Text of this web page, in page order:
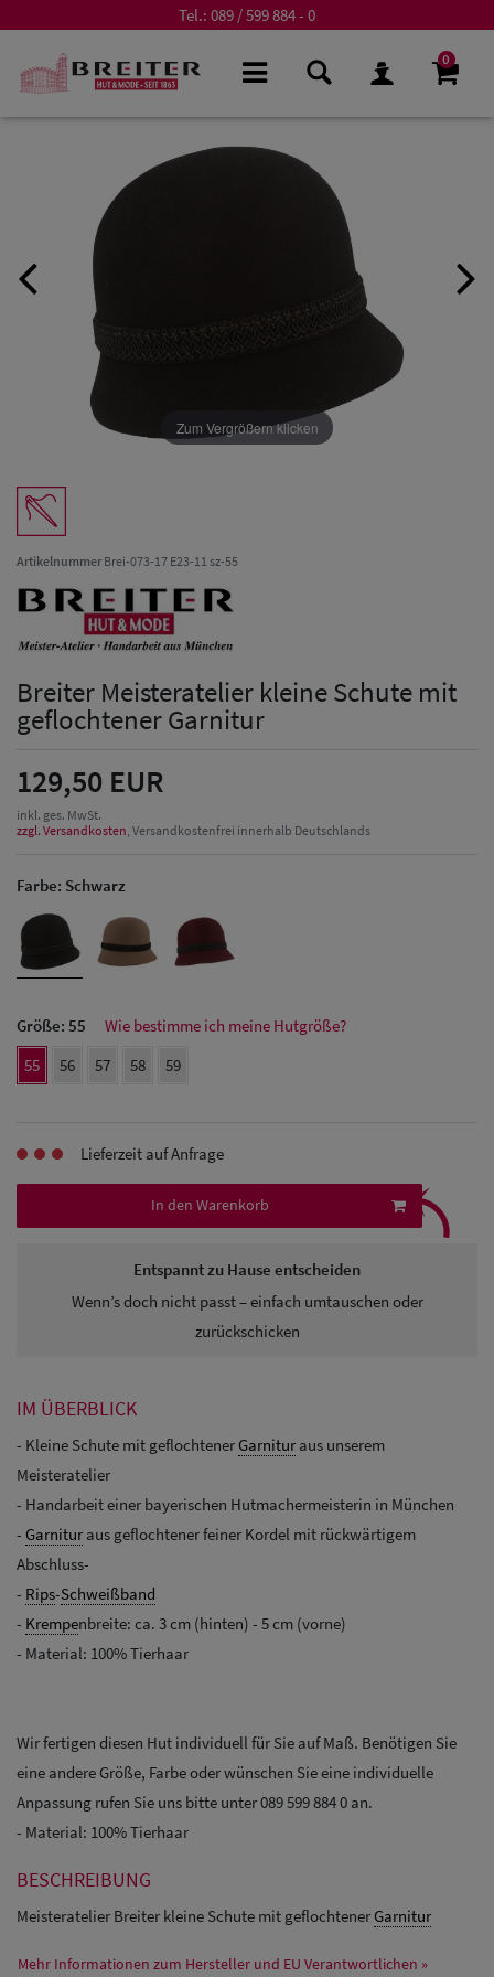
Tel.: 089 / 599 884 - 0
0
Herren Caps
Herren
Baseball Cpas
Schutz Caps
Zum Vergrößern klicken
ArtikelnummerBrei-073-17 E23-11 sz-55
Breiter Meisteratelier kleine Schute mit
geflochtener Garnitur
129,50 EUR
inkl. ges. MwSt.
zzgl. Versandkosten , Versandkostenfrei innerhalb Deutschlands
Farbe: Schwarz
Größe: 55
Wie bestimme ich meine Hutgröße?
55
56 57 58 59
Lieferzeit auf Anfrage
In den Warenkorb
Entspannt zu Hause entscheiden
Wenn’s doch nicht passt – einfach umtauschen oder
zurückschicken
⤹
IM ÜBERBLICK
- Kleine Schute mit geflochtener Garnitur aus unserem
Meisteratelier
- Handarbeit einer bayerischen Hutmachermeisterin in München
- Garnitur aus geflochtener feiner Kordel mit rückwärtigem
Abschluss-
- Rips-Schweißband
- Krempenbreite: ca. 3 cm (hinten) - 5 cm (vorne)
- Material: 100% Tierhaar
Wir fertigen diesen Hut individuell für Sie auf Maß. Benötigen Sie
eine andere Größe, Farbe oder wünschen Sie eine individuelle
Anpassung rufen Sie uns bitte unter 089 599 884 0 an.
- Material: 100% Tierhaar
BESCHREIBUNG
Meisteratelier Breiter kleine Schute mit geflochtener Garnitur
Mehr Informationen zum Hersteller und EU Verantwortlichen »